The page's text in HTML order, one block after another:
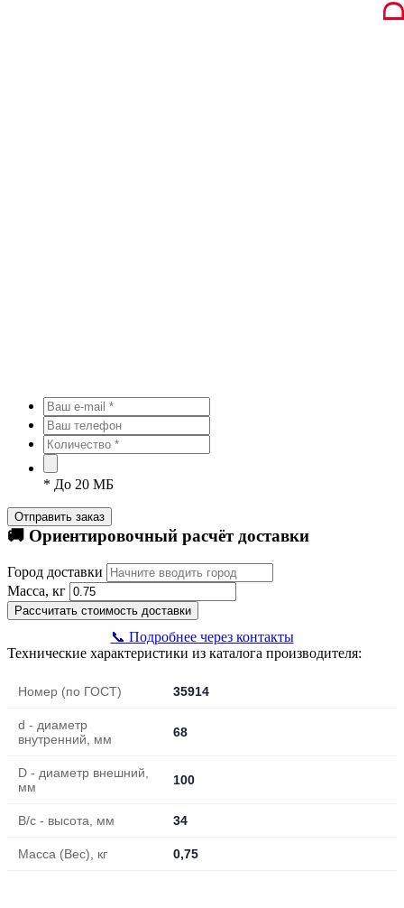
* До 20 МБ
Отправить заказ
🚚 Ориентировочный расчёт доставки
Город доставки
Масса, кг
Рассчитать стоимость доставки
📞 Подробнее через контакты
Технические характеристики из каталога производителя:
Номер (по ГОСТ) 35914
d - диаметр
внутренний, мм
68
D - диаметр внешний,
мм
100
B/c - высота, мм 34
Масса (Вес), кг 0,75